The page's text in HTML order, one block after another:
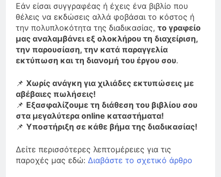
Εάν είσαι συγγραφέας ή έχεις ένα βιβλίο που
θέλεις να εκδώσεις αλλά φοβάσαι το κόστος ή
την πολυπλοκότητα της διαδικασίας, το γραφείο
μας αναλαμβάνει εξ ολοκλήρου τη διαχείριση,
την παρουσίαση, την κατά παραγγελία
εκτύπωση και τη διανομή του έργου σου.
📌 Χωρίς ανάγκη για χιλιάδες εκτυπώσεις με
αβέβαιες πωλήσεις!
📌 Εξασφαλίζουμε τη διάθεση του βιβλίου σου
στα μεγαλύτερα online καταστήματα!
📌 Υποστήριξη σε κάθε βήμα της διαδικασίας!
Δείτε περισσότερες λεπτομέρειες για τις
παροχές μας εδώ: Διαβάστε το σχετικό άρθρο